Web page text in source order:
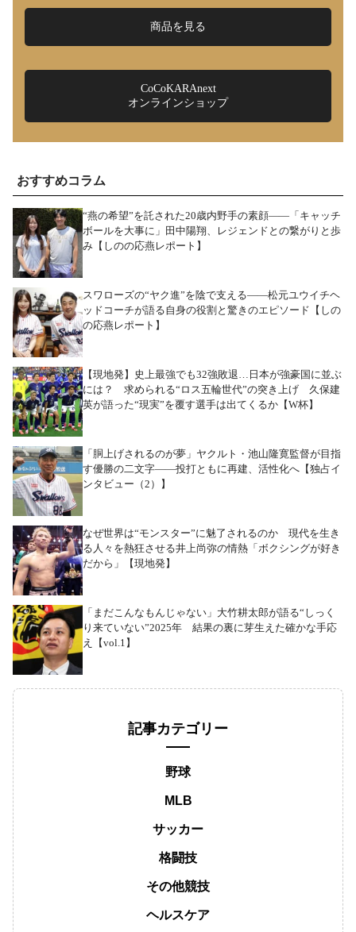
商品を見る
CoCoKARAnext
オンラインショップ
おすすめコラム
“燕の希望”を託された20歳内野手の素顔――「キャッチ
ボールを大事に」田中陽翔、レジェンドとの繋がりと歩
み【しのの応燕レポート】
スワローズの“ヤク進”を陰で支える――松元ユウイチヘ
ッドコーチが語る自身の役割と驚きのエピソード【しの
の応燕レポート】
【現地発】史上最強でも32強敗退…日本が強豪国に並ぶ
には？ 求められる“ロス五輪世代”の突き上げ 久保建
英が語った“現実”を覆す選手は出てくるか【W杯】
「胴上げされるのが夢」ヤクルト・池山隆寛監督が目指
す優勝の二文字――投打ともに再建、活性化へ【独占イ
ンタビュー（2）】
なぜ世界は“モンスター”に魅了されるのか 現代を生き
る人々を熱狂させる井上尚弥の情熱「ボクシングが好き
だから」【現地発】
「まだこんなもんじゃない」大竹耕太郎が語る“しっく
り来ていない”2025年 結果の裏に芽生えた確かな手応
え【vol.1】
記事カテゴリー
野球
MLB
サッカー
格闘技
その他競技
ヘルスケア